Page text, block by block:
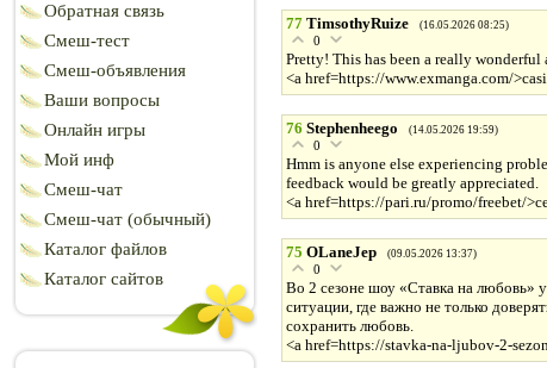
Обратная связь
Смеш-тест
Смеш-объявления
Ваши вопросы
Онлайн игры
Мой инф
Смеш-чат
Смеш-чат (обычный)
Каталог файлов
Каталог сайтов
77 TimsothyRuize (16.05.2026 08:25)
0
Pretty! This has been a really
<a href=https://www.exmanga.com/
76 Stephenheego (14.05.2026 19:59)
0
Hmm is anyone else experiencing
feedback would be greatly appreciated.
<a href=https://pari.ru/promo/freebet/
75 OLaneJep (09.05.2026 13:37)
0
Во 2 сезоне шоу «Ставка на любовь»
ситуации, где важно не только
сохранить любовь.
<a href=https://stavka-na-ljubov-2-